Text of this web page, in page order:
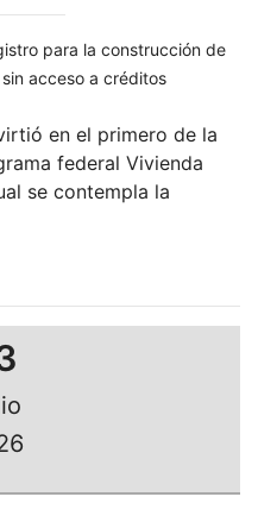
para la construcción de
acceso a créditos
en el primero de la
federal Vivienda
se contempla la